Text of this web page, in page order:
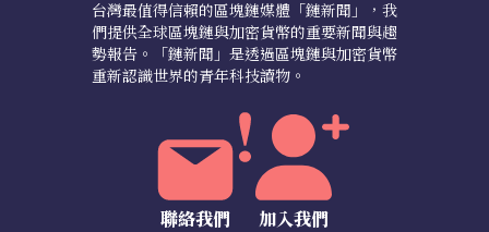
台灣最值得信賴的區塊鏈媒體「鏈新聞」，我
們提供全球區塊鏈與加密貨幣的重要新聞與趨
勢報告。「鏈新聞」是透過區塊鏈與加密貨幣
重新認識世界的青年科技讀物。
聯絡我們 加入我們